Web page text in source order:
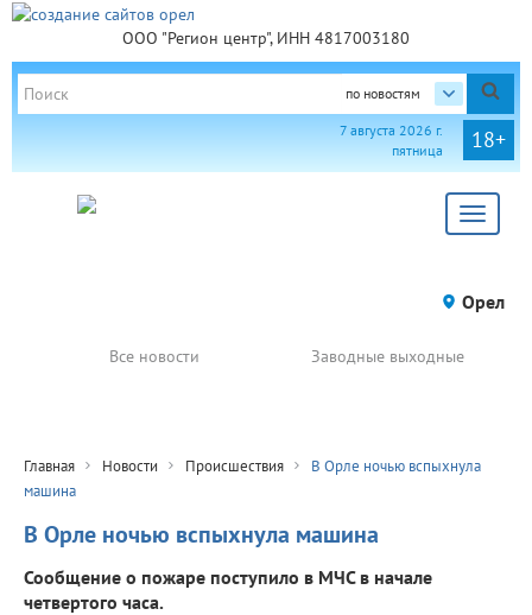
ООО "Регион центр", ИНН 4817003180
по новостям
18+
7 августа 2026 г.
пятница
Toggle
Орел
Все новости Заводные выходные
Главная Новости Происшествия
В Орле ночью вспыхнула
машина
В Орле ночью вспыхнула машина
Сообщение о пожаре поступило в МЧС в начале
четвертого часа.